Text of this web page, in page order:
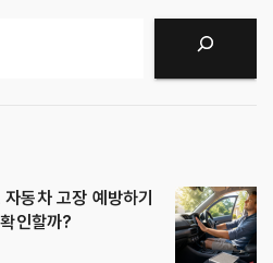
동차 고장 예방하기
인할까?